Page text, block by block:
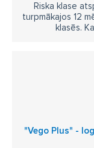
Riska klase
turpmākajos 12
klasēs.
"Vego Plus" -